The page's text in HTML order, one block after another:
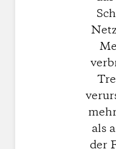
als
der